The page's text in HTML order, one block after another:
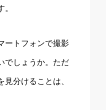
ートフォンで撮影
でしょうか。ただ
分けることは、